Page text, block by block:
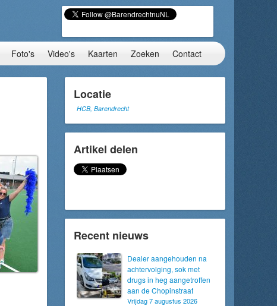
Foto's Video's Kaarten Zoeken Contact
Locatie
HCB, Barendrecht
Artikel delen
Recent nieuws
Dealer aangehouden na
achtervolging, sok met
drugs in heg aangetroffen
aan de Chopinstraat
Vrijdag 7 augustus 2026